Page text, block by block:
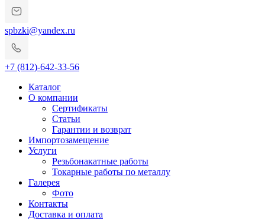
spbzki@yandex.ru
+7 (812)-642-33-56
Каталог
О компании
Сертификаты
Статьи
Гарантии и возврат
Импортозамещение
Услуги
Резьбонакатные работы
Токарные работы по металлу
Галерея
Фото
Контакты
Доставка и оплата